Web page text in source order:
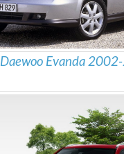
Daewoo Evanda